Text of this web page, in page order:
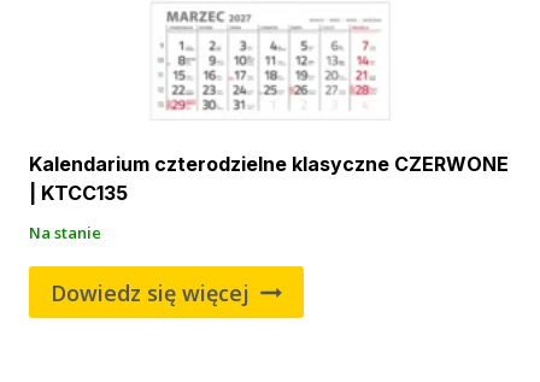
Kalendarium czterodzielne klasyczne CZERWONE
| KTCC135
Na stanie
Dowiedz się więcej